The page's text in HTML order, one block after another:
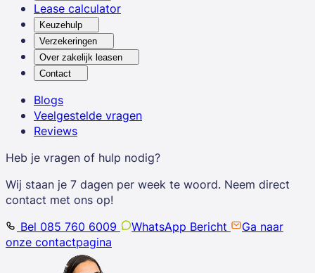
Lease calculator
Keuzehulp
Verzekeringen
Over zakelijk leasen
Contact
Blogs
Veelgestelde vragen
Reviews
Heb je vragen of hulp nodig?
Wij staan je 7 dagen per week te woord. Neem direct
contact met ons op!
Bel 085 760 6009
WhatsApp Bericht
Ga naar
onze contactpagina